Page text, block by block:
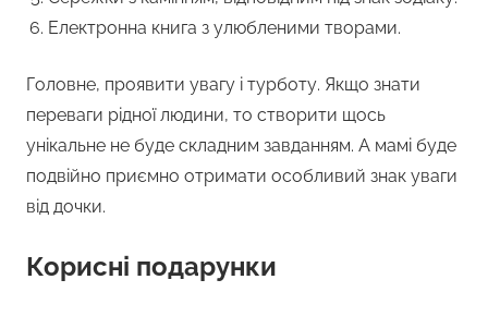
Електронна книга з улюбленими творами.
Головне, проявити увагу і турботу. Якщо знати
переваги рідної людини, то створити щось
унікальне не буде складним завданням. А мамі буде
подвійно приємно отримати особливий знак уваги
від дочки.
Корисні подарунки